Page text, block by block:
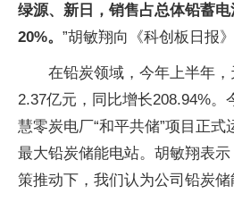
绿源、新日，销售占总体铅蓄
20%。 ”胡敏翔向《科创板日报
在铅炭领域，今年上半年
2.37亿元，同比增长208.94%。
慧零炭电厂“和平共储”项目正
最大铅炭储能电站。胡敏翔表
策推动下，我们认为公司铅炭